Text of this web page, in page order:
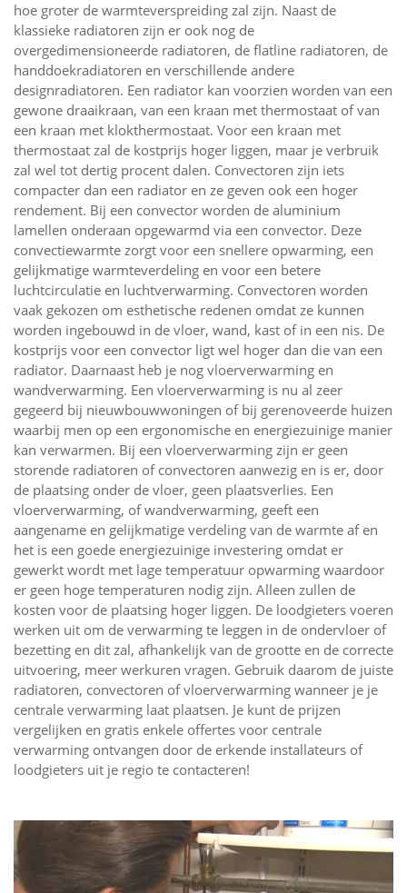
hoe groter de warmteverspreiding zal zijn. Naast de
klassieke radiatoren zijn er ook nog de
overgedimensioneerde radiatoren, de flatline radiatoren, de
handdoekradiatoren en verschillende andere
designradiatoren. Een radiator kan voorzien worden van een
gewone draaikraan, van een kraan met thermostaat of van
een kraan met klokthermostaat. Voor een kraan met
thermostaat zal de kostprijs hoger liggen, maar je verbruik
zal wel tot dertig procent dalen. Convectoren zijn iets
compacter dan een radiator en ze geven ook een hoger
rendement. Bij een convector worden de aluminium
lamellen onderaan opgewarmd via een convector. Deze
convectiewarmte zorgt voor een snellere opwarming, een
gelijkmatige warmteverdeling en voor een betere
luchtcirculatie en luchtverwarming. Convectoren worden
vaak gekozen om esthetische redenen omdat ze kunnen
worden ingebouwd in de vloer, wand, kast of in een nis. De
kostprijs voor een convector ligt wel hoger dan die van een
radiator. Daarnaast heb je nog vloerverwarming en
wandverwarming. Een vloerverwarming is nu al zeer
gegeerd bij nieuwbouwwoningen of bij gerenoveerde huizen
waarbij men op een ergonomische en energiezuinige manier
kan verwarmen. Bij een vloerverwarming zijn er geen
storende radiatoren of convectoren aanwezig en is er, door
de plaatsing onder de vloer, geen plaatsverlies. Een
vloerverwarming, of wandverwarming, geeft een
aangename en gelijkmatige verdeling van de warmte af en
het is een goede energiezuinige investering omdat er
gewerkt wordt met lage temperatuur opwarming waardoor
er geen hoge temperaturen nodig zijn. Alleen zullen de
kosten voor de plaatsing hoger liggen. De loodgieters voeren
werken uit om de verwarming te leggen in de ondervloer of
bezetting en dit zal, afhankelijk van de grootte en de correcte
uitvoering, meer werkuren vragen. Gebruik daarom de juiste
radiatoren, convectoren of vloerverwarming wanneer je je
centrale verwarming laat plaatsen. Je kunt de prijzen
vergelijken en gratis enkele offertes voor centrale
verwarming ontvangen door de erkende installateurs of
loodgieters uit je regio te contacteren!